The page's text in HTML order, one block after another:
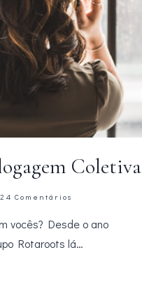
Coletiva
24 Comentários
vocês? Desde o ano
Rotaroots lá…